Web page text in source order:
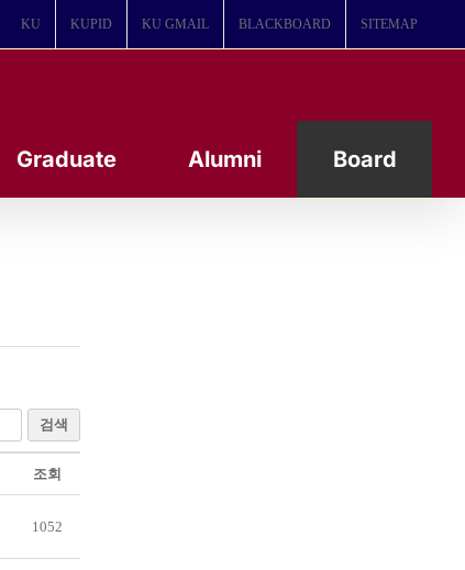
KU KUPID KU GMAIL BLACKBOARD SITEMAP
Graduate Alumni Board
검색
조회
1052